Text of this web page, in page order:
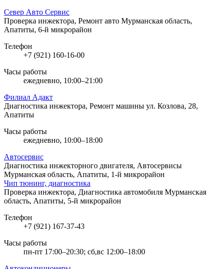
Север Авто Сервис
Проверка инжектора, Ремонт авто Мурманская область,
Апатиты, 6-й микрорайон
Телефон
+7 (921) 160-16-00
Часы работы
ежедневно, 10:00–21:00
Филиал Адакт
Диагностика инжектора, Ремонт машины ул. Козлова, 28,
Апатиты
Часы работы
ежедневно, 10:00–18:00
Автосервис
Диагностика инжекторного двигателя, Автосервисы
Мурманская область, Апатиты, 1-й микрорайон
Чип тюнинг, диагностика
Проверка инжектора, Диагностика автомобиля Мурманская
область, Апатиты, 5-й микрорайон
Телефон
+7 (921) 167-37-43
Часы работы
пн-пт 17:00–20:30; сб,вс 12:00–18:00